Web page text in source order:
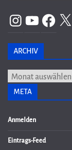
InstagramYouTubeFacebook
X
ARCHIV
Archiv
META
Anmelden
Eintrags-Feed